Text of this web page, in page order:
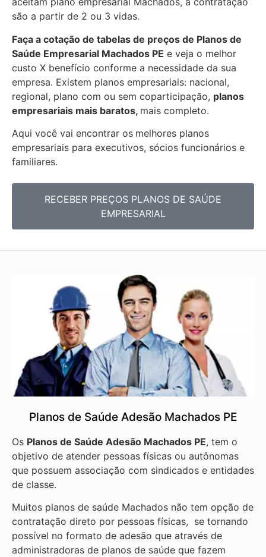
são a partir de 2 ou 3 vidas.
Faça a cotação de tabelas de preços de Planos de
Saúde Empresarial Machados PE e veja o melhor
custo X benefício conforme a necessidade da sua
empresa. Existem planos empresariais: nacional,
regional, plano com ou sem coparticipação, planos
empresariais mais baratos, mais completo.
Aqui você vai encontrar os melhores planos
empresariais para executivos, sócios funcionários e
familiares.
RECEBER PREÇOS PLANOS DE SAÚDE
EMPRESARIAL
Planos de Saúde Adesão Machados PE
Os Planos de Saúde Adesão Machados PE, tem o
objetivo de atender pessoas físicas ou autônomas
que possuem associação com sindicados e entidades
de classe.
Muitos planos de saúde Machados não tem opção de
contratação direto por pessoas físicas, se tornando
possível no formato de adesão que através de
administradoras de planos de saúde que fazem